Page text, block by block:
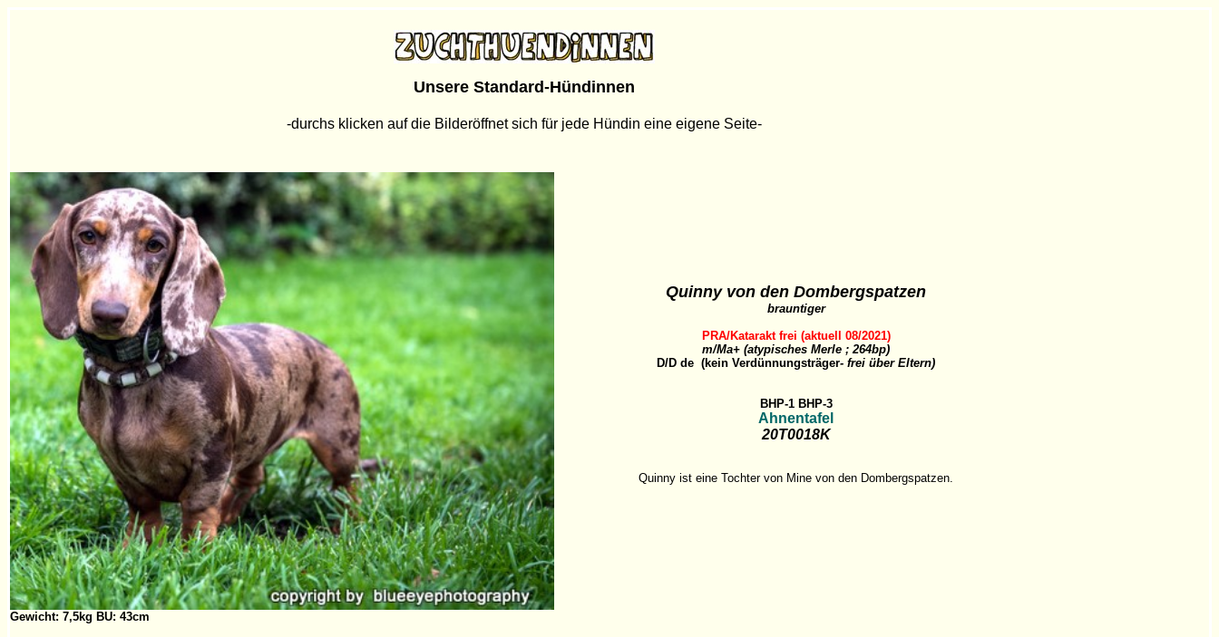
Unsere Standard-Hündinnen
-durchs klicken auf die Bilderöffnet sich für jede Hündin eine eigene Seite-
Gewicht: 7,5kg BU: 43cm
Quinny von den Dombergspatzen
brauntiger
PRA/Katarakt frei (aktuell 08/2021)
m/Ma+ (atypisches Merle ; 264bp)
D/D de (kein Verdünnungsträger- frei über Eltern)
BHP-1 BHP-3
Ahnentafel
20T0018K
Quinny ist eine Tochter von Mine von den Dombergspatzen.